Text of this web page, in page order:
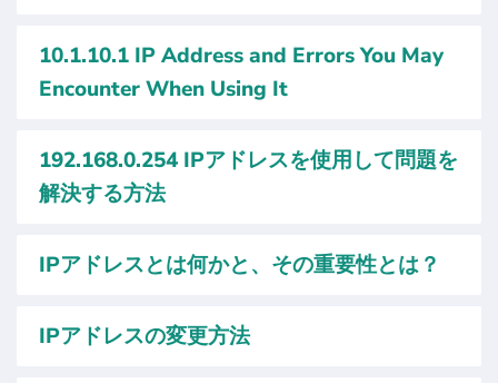
10.1.10.1 IP Address and Errors You May
Encounter When Using It
192.168.0.254 IPアドレスを使用して問題を
解決する方法
IPアドレスとは何かと、その重要性とは？
IPアドレスの変更方法